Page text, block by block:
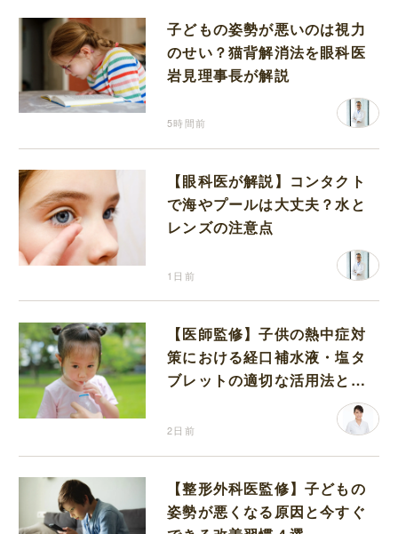
子どもの姿勢が悪いのは視力
のせい？猫背解消法を眼科医
岩見理事長が解説
5時間前
【眼科医が解説】コンタクト
で海やプールは大丈夫？水と
レンズの注意点
1日前
【医師監修】子供の熱中症対
策における経口補水液・塩タ
ブレットの適切な活用法と水
2日前
【整形外科医監修】子どもの
姿勢が悪くなる原因と今すぐ